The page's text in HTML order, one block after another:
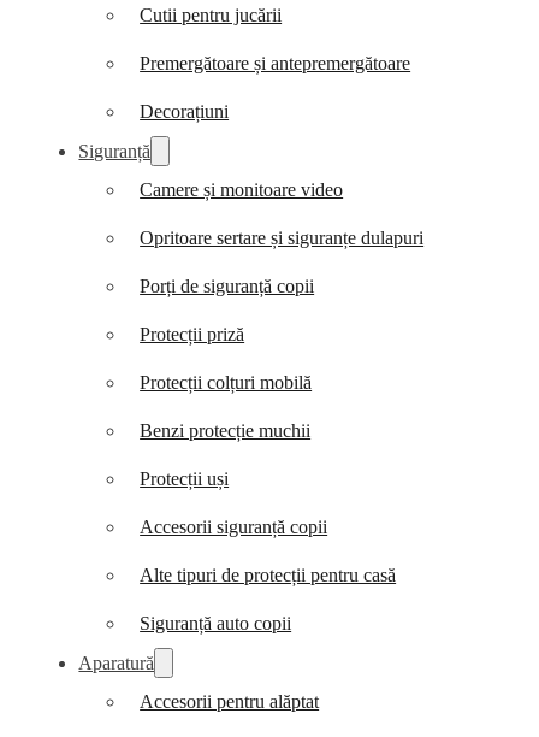
Cutii pentru jucării
Premergătoare și antepremergătoare
Decorațiuni
Siguranță
Camere și monitoare video
Opritoare sertare și siguranțe dulapuri
Porți de siguranță copii
Protecții priză
Protecții colțuri mobilă
Benzi protecție muchii
Protecții uși
Accesorii siguranță copii
Alte tipuri de protecții pentru casă
Siguranță auto copii
Aparatură
Accesorii pentru alăptat